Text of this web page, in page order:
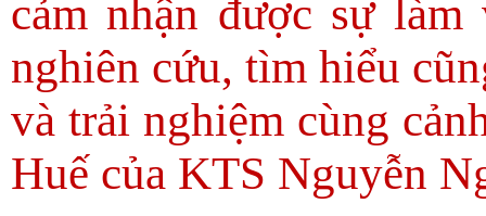
cảm nhận được sự
nghiên cứu, tìm hiểu
và trải nghiệm cùng
Huế của KTS Nguyễn